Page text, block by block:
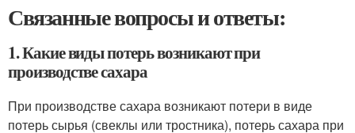
Связанные вопросы и ответы:
1. Какие виды потерь возникают при
производстве сахара
При производстве сахара возникают потери в виде
потерь сырья (свеклы или тростника), потерь сахара при